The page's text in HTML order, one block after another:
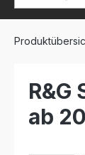
R&G
ab